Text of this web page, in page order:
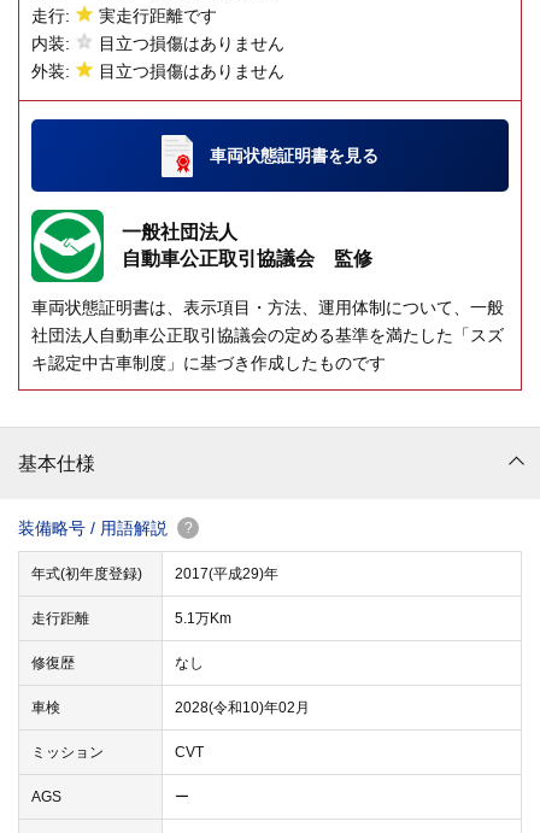
走行:
実走行距離です
内装:
目立つ損傷はありません
外装:
目立つ損傷はありません
車両状態証明書を見る
一般社団法人
自動車公正取引協議会 監修
車両状態証明書は、表示項目・方法、運用体制について、一般
社団法人自動車公正取引協議会の定める基準を満たした「スズ
キ認定中古車制度」に基づき作成したものです
基本仕様
装備略号 / 用語解説 ?
年式(初年度登録) 2017(平成29)年
走行距離 5.1万Km
修復歴 なし
車検 2028(令和10)年02月
ミッション CVT
AGS ー